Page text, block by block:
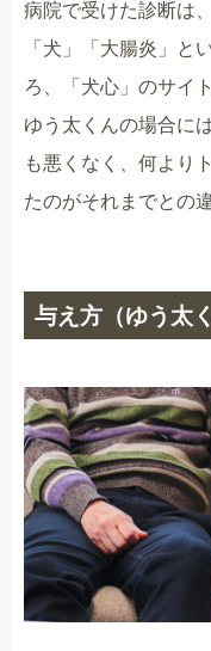
病院で受けた診断は
「犬」「大腸炎」と
ろ、「犬心」のサイ
ゆう太くんの場合に
も悪くなく、何より
たのがそれまでとの
与え方（ゆう太